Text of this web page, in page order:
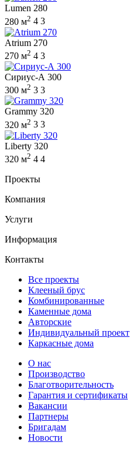
Lumen 280
280 м2 4 3
Atrium 270
270 м2 4 3
Сириус-А 300
300 м2 3 3
Grammy 320
320 м2 3 3
Liberty 320
320 м2 4 4
Проекты
Компания
Услуги
Информация
Контакты
Все проекты
Клееный брус
Комбинированные
Каменные дома
Авторские
Индивидуальный проект
Каркасные дома
О нас
Производство
Благотворительность
Гарантия и сертификаты
Вакансии
Партнеры
Бригадам
Новости